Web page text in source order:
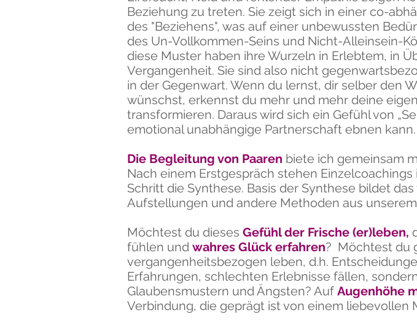
Beziehung zu treten. Sie zeigt sich in einer co-
des "Beziehens", was auf einer unbewussten
des Un-Vollkommen-Seins und Nicht-Alleinsein-
diese Muster haben ihre Wurzeln in Erlebtem, in
Vergangenheit. Sie sind also nicht
in der Gegenwart. Wenn du lernst, dir selber den
wünschst, erkennst du mehr und mehr deine
transformieren. Daraus wird sich ein Gefühl von
emotional unabhängige Partnerschaft ebnen kann.
Die Begleitung von Paaren biete ich gemeinsam
Nach einem Erstgespräch stehen
Schritt die Synthese. Basis der Synthese bildet
Aufstellungen und andere Methoden aus
Möchtest du dieses Gefühl der Frische (er)leben,
fühlen und wahres Glück erfahren? Möchtest du
vergangenheitsbezogen leben, d.h.
Erfahrungen, schlechten Erlebnisse fällen,
Glaubensmustern und Ängsten? Auf Augenhöhe
Verbindung, die geprägt ist von einem liebevollen